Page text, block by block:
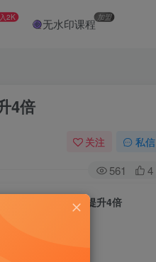
2K 无水印课程 加盟
4倍
关注 私信
561 4
粉5000+变现转化提升4倍